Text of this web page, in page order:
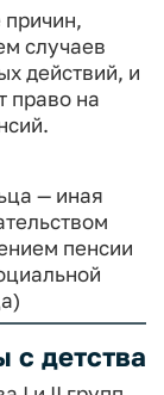
случаев
действий, и
право на
— иная
пенсии
с детства